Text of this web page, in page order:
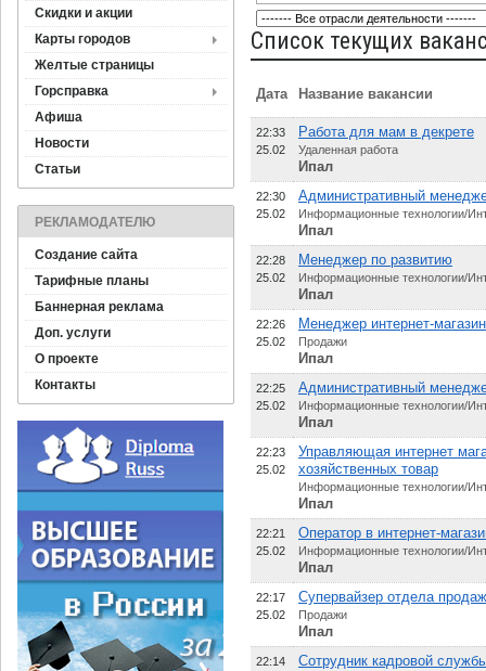
Скидки и акции
Карты городов
Желтые страницы
Горсправка
Афиша
Новости
Статьи
РЕКЛАМОДАТЕЛЮ
Создание сайта
Тарифные планы
Баннерная реклама
Доп. услуги
О проекте
Контакты
Список текущих
Дата Название вакансии
22:33
25.02
Работа для мам в декрете
Удаленная работа
Ипал
22:30
25.02
Административный
Информационные технологии/
Ипал
22:28
25.02
Менеджер по развитию
Информационные технологии/
Ипал
22:26
25.02
Менеджер интернет-
Продажи
Ипал
22:25
25.02
Административный
Информационные технологии/
Ипал
22:23
25.02
Управляющая интернет
хозяйственных товар
Информационные технологии/
Ипал
22:21
25.02
Оператор в интернет-
Информационные технологии/
Ипал
22:17
25.02
Супервайзер отдела
Продажи
Ипал
22:14
Сотрудник кадровой